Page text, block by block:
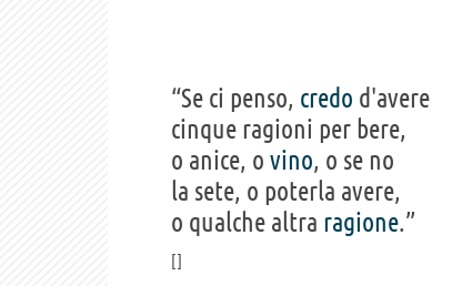
“Se ci penso, credo d'avere
cinque ragioni per bere,
o anice, o vino, o se no
la sete, o poterla avere,
o qualche altra ragione.”